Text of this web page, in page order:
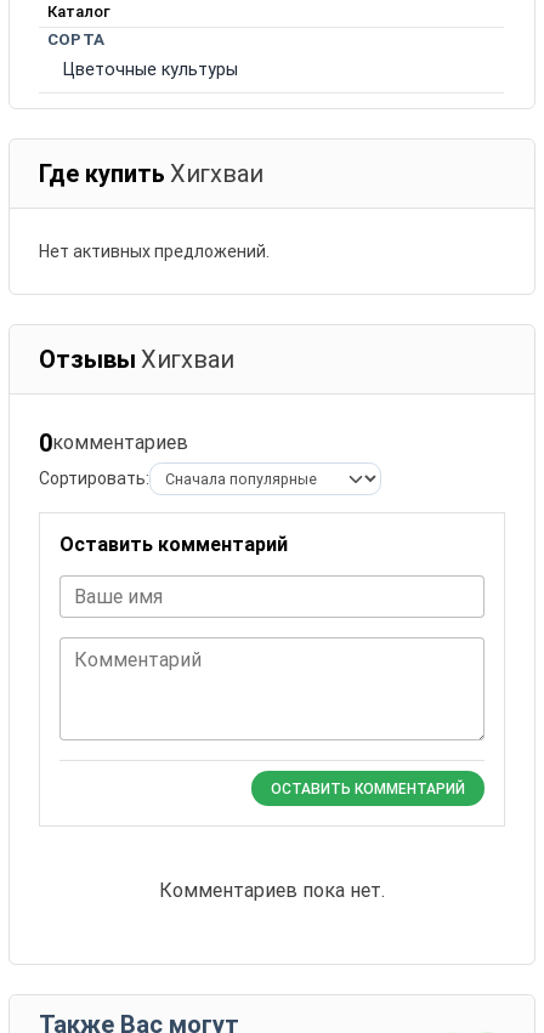
Каталог
СОРТА
Цветочные культуры
Где купить Хигхваи
Нет активных предложений.
Отзывы Хигхваи
0комментариев
Сортировать:
Оставить комментарий
Ваше имя
Комментарий
ОСТАВИТЬ КОММЕНТАРИЙ
Комментариев пока нет.
Также Вас могут